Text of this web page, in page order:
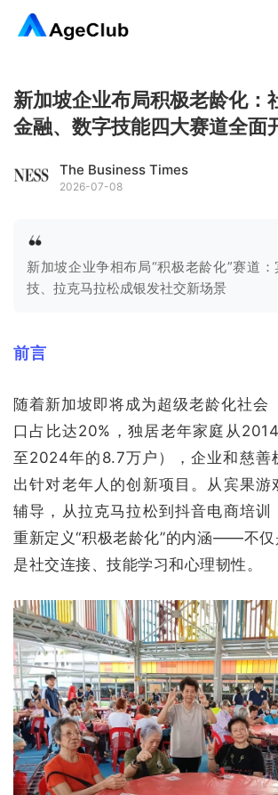
新加坡企业布局积极老龄化：
金融、数字技能四大赛道全面
The Business Times
2026-07-08
新加坡企业争相布局“积极老龄化”赛道
技、拉克马拉松成银发社交新场景
前言
随着新加坡即将成为超级老龄化社会
口占比达20%，独居老年家庭从
至2024年的8.7万户），企业和慈善
出针对老年人的创新项目。从宾果游
辅导，从拉克马拉松到抖音电商培训
重新定义“积极老龄化”的内涵——不仅
是社交连接、技能学习和心理韧性。